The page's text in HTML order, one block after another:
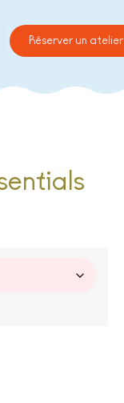
Réserver un atelier